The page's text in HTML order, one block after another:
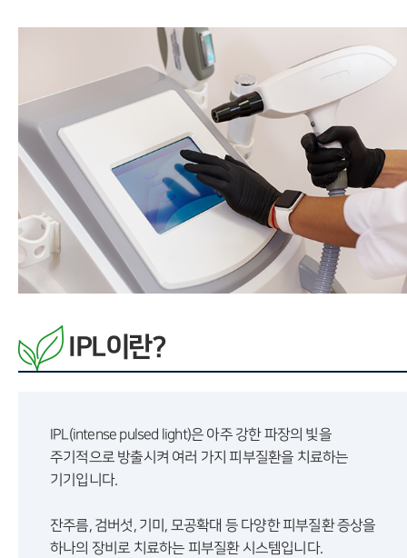
IPL이란?
IPL(intense pulsed light)은 아주 강한 파장의 빛을
주기적으로 방출시켜 여러 가지 피부질환을 치료하는
기기입니다.
잔주름, 검버섯, 기미, 모공확대 등 다양한 피부질환 증상을
하나의 장비로 치료하는 피부질환 시스템입니다.